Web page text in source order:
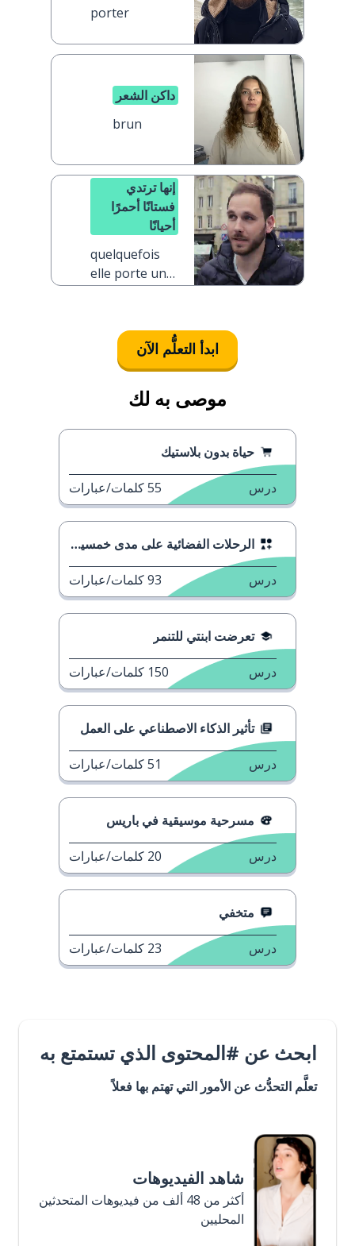
porter
داكن الشعر
brun
إنها ترتدي
فستانًا أحمرًا
أحيانًا
quelquefois
elle porte une
ابدأ التعلُّم الآن
موصى به لك
حياة بدون بلاستيك
درس 55كلمات/عبارات
الرحلات الفضائية على مدى خمسين عاماً
درس 93كلمات/عبارات
تعرضت ابنتي للتنمر
درس 150 كلمات/عبارات
تأثير الذكاء الاصطناعي على العمل
درس 51كلمات/عبارات
مسرحية موسيقية في باريس
درس 20 كلمات/عبارات
متخفي
درس 23 كلمات/عبارات
ابحث عن #المحتوى الذي تستمتع به
تعلَّم التحدُّث عن الأمور التي تهتم بها فعلاً
شاهد الفيديوهات
أكثر من 48 ألف من فيديوهات المتحدثين
المحليين